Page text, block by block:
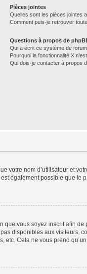
Pièces jointes
Quelles sont les pièces jointes
Comment puis-je retrouver
Questions à propos de
Qui a écrit ce système de
Pourquoi la fonctionnalité X
Qui dois-je contacter à propos
nom d’utilisateur et
également possible que le
que vous soyez inscrit afin
disponibles aux visiteurs,
etc. Cela ne vous prend